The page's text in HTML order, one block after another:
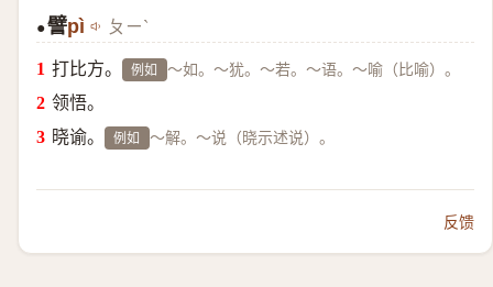
●譬pì ㄆㄧˋ
打比方。 例如 ～如。～犹。～若。～语。～喻（比喻）。
领悟。
晓谕。
例如 ～解。～说（晓示述说）。
反馈